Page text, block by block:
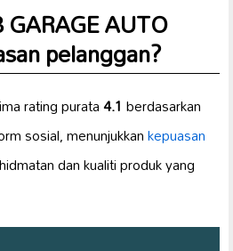
AUTO
pelanggan?
rating purata4.1 berdasarkan
sosial, menunjukkankepuasan
dan kualiti produk yang